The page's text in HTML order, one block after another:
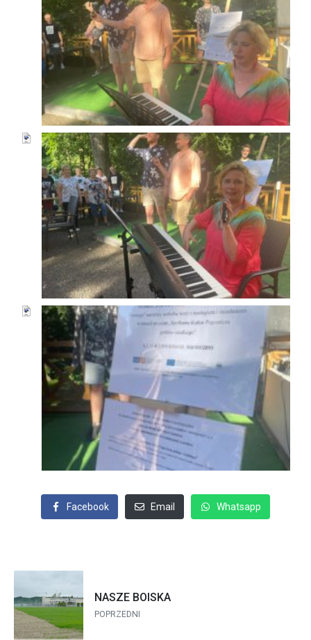
Facebook Email Whatsapp
NASZE BOISKA
POPRZEDNI